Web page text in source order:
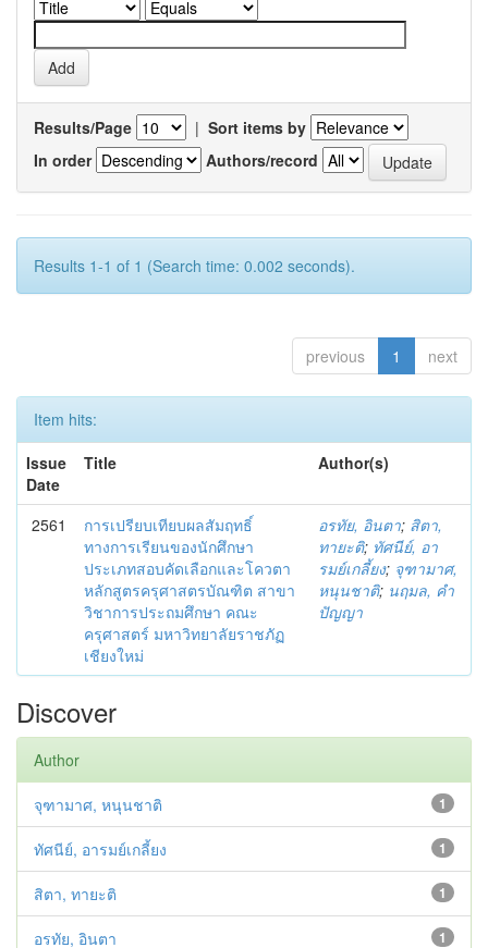
Results/Page | Sort items by
In order
Authors/record
Results 1-1 of 1 (Search time: 0.002 seconds).
previous 1 next
Item hits:
Issue
Date
Title Author(s)
2561
การเปรียบเทียบผลสัมฤทธิ์
ทางการเรียนของนักศึกษา
ประเภทสอบคัดเลือกและโควตา
หลักสูตรครุศาสตรบัณฑิต สาขา
วิชาการประถมศึกษา คณะ
ครุศาสตร์ มหาวิทยาลัยราชภัฏ
เชียงใหม่
อรทัย, อินตา; สิตา,
ทายะติ; ทัศนีย์, อา
รมย์เกลี้ยง; จุฑามาศ,
หนุนชาติ; นฤมล, คำ
ปัญญา
Discover
Author
1
จุฑามาศ, หนุนชาติ
1
ทัศนีย์, อารมย์เกลี้ยง
1
สิตา, ทายะติ
1
อรทัย, อินตา